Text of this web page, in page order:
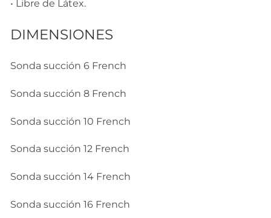
• Libre de Látex.
DIMENSIONES
Sonda succión 6 French
Sonda succión 8 French
Sonda succión 10 French
Sonda succión 12 French
Sonda succión 14 French
Sonda succión 16 French